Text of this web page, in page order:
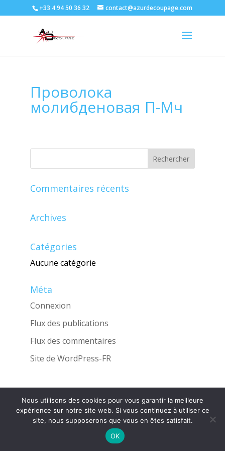
+33 4 94 50 36 32 contact@azurdecoupage.com
Проволока
молибденовая П-Мч
Commentaires récents
Archives
Catégories
Aucune catégorie
Méta
Connexion
Flux des publications
Flux des commentaires
Site de WordPress-FR
Une réalisation de l'AgenceINGLOBO
Nous utilisons des cookies pour vous garantir la meilleure
expérience sur notre site web. Si vous continuez à utiliser ce
site, nous supposerons que vous en êtes satisfait.
OK